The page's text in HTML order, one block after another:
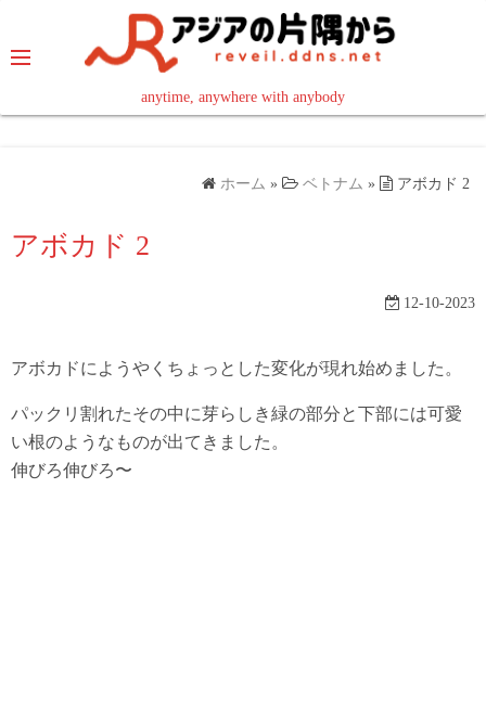
テ
ッ
anytime, anywhere with anybody
read in your language
ホーム » ベトナム » アボカド 2
アボカド 2
12-10-2023
アボカドにようやくちょっとした変化が現れ始めました。
パックリ割れたその中に芽らしき緑の部分と下部には可愛
い根のようなものが出てきました。
伸びろ伸びろ〜